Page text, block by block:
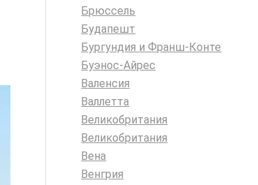
Брюссель
Будапешт
Бургундия и Франш-Конте
Буэнос-Айрес
Валенсия
Валлетта
Великобритания
Великобритания
Вена
Венгрия